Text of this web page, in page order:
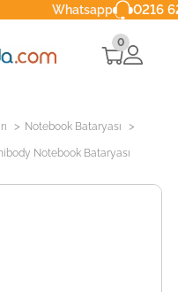
Whatsapp 0216 629 90 40
0
> Notebook Bataryası >
Notebook Bataryası